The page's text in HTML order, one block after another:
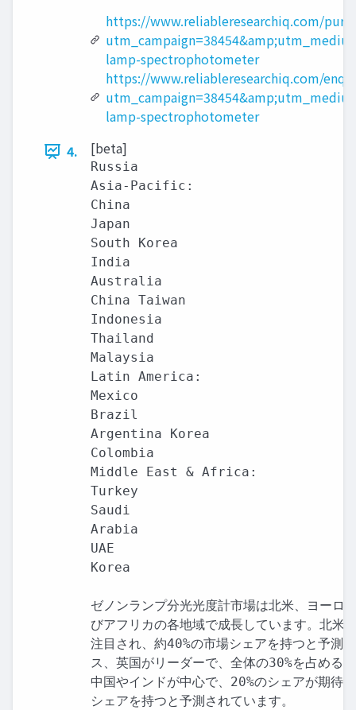
https://www.reliableresearchiq.com/
lamp-spectrophotometer
https://www.reliableresearchiq.com/
lamp-spectrophotometer
4.
[beta]
Russia
Asia-Pacific:
China
Japan
South Korea
India
Australia
China Taiwan
Indonesia
Thailand
Malaysia
Latin America:
Mexico
Brazil
Argentina Korea
Colombia
Middle East & Africa:
Turkey
Saudi
Arabia
UAE
Korea
ゼノンランプ分光光度計市場は北米、ヨーロ
びアフリカの各地域で成長しています。北米
注目され、約40%の市場シェアを持つと予測
ス、英国がリーダーで、全体の30%を占める
中国やインドが中心で、20%のシェアが期待
シェアを持つと予測されています。